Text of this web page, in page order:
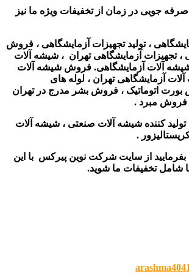
صرفه جویی در زمان از تخفیفات ویژه ما نیز
، تولید تجهیزات آزمایشگاهی ، فروش
، تجهیزات آزمایشگاهی تهران ، شیشه آلات
شیشه آلات آزمایشگاهی. فروش شیشه آلات
آزمایشگاهی تهران ، لوله های
بورت اتوماتیک ، فروش بشر مدرج در تهران
فروش مبرد .
کننده شیشه آلات صنعتی ، شیشه آلات
.
بفرمایید از سایت شرکت نوین پیرکس با این
شامل تخفیفات ما شوید.